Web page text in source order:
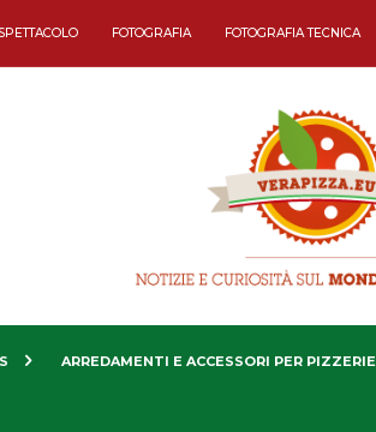
FOTOGRAFIA FOTOGRAFIA TECNICA
ARREDAMENTI E ACCESSORI PER PIZZERIE